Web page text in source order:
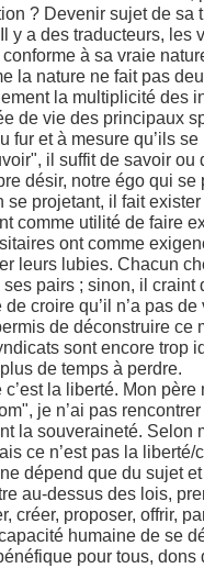
? Devenir sujet de sa
y a des traducteurs, les
à sa vraie
la nature ne fait pas
la multiplicité des
de vie des principaux
fur et à mesure qu’ils
il suffit de savoir ou
désir, notre égo qui
se projetant, il fait
comme utilité de faire
ont comme
leurs lubies. Chacun
pairs ; sinon, il craint
croire qu’il n’a pas
de déconstruire ce
sont encore trop
de temps à perdre.
la liberté. Mon
je n’ai pas
la souveraineté. Selon
ce n’est pas la
dépend que du sujet
au-dessus des lois,
créer, proposer, offrir,
humaine de se
pour tous, dons